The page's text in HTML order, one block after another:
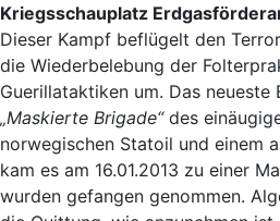
Kriegsschauplatz
Dieser Kampf beflügelt den
die Wiederbelebung der
Guerillataktiken um. Das
„Maskierte Brigade“des
norwegischen Statoil und einem
kam es am 16.01.2013 zu einer
wurden gefangen genommen.